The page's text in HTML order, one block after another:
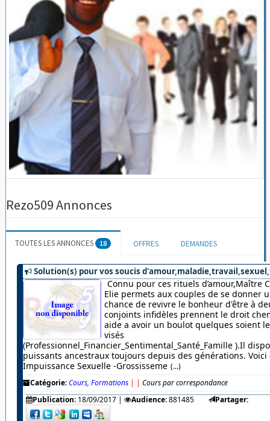
Rezo509 Annonces
TOUTES LES ANNONCES 18 OFFRES DEMANDES
Solution(s) pour vos soucis
Connu pour ces rituels d’amour,Maître
Elie permets aux couples de se donner
chance de revivre le bonheur d'être à
conjoints infidèles prennent le droit
aide a avoir un boulot quelques soient
visés
(Professionnel_Financier_Sentimental_Santé_Famille ).Il
puissants ancestraux toujours depuis des générations. Voici
Impuissance Sexuelle -Grossisseme (...)
Catégorie:Cours, Formations | | Cours par correspondance
Publication: 18/09/2017| Audience:881485 Partager: